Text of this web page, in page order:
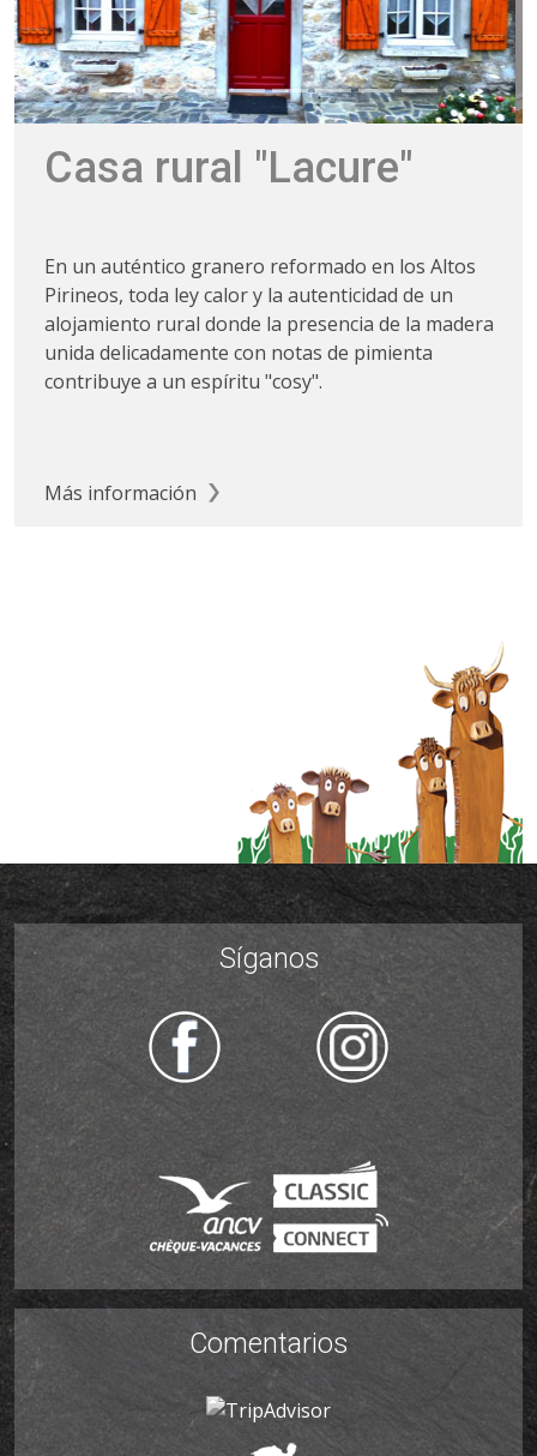
Casa rural "Lacure"
En un auténtico granero reformado en los Altos
Pirineos, toda ley calor y la autenticidad de un
alojamiento rural donde la presencia de la madera
unida delicadamente con notas de pimienta
contribuye a un espíritu "cosy".
Más información
Síganos
Comentarios